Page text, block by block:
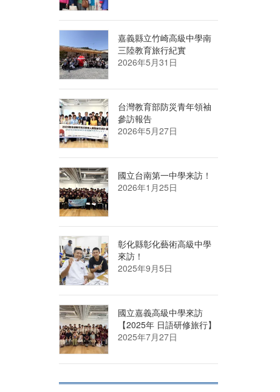
嘉義縣立竹崎高級中學南
三陸教育旅行紀實
2026年5月31日
台灣教育部防災青年領袖
參訪報告
2026年5月27日
國立台南第一中學来訪！
2026年1月25日
彰化縣彰化藝術高級中學
來訪！
2025年9月5日
國立嘉義高級中學來訪
【2025年 日語研修旅行】
2025年7月27日